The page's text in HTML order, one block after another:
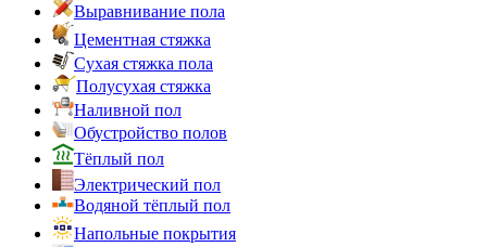
Выравнивание пола
Цементная стяжка
Сухая стяжка пола
Полусухая стяжка
Наливной пол
Обустройство полов
Тёплый пол
Электрический пол
Водяной тёплый пол
Напольные покрытия